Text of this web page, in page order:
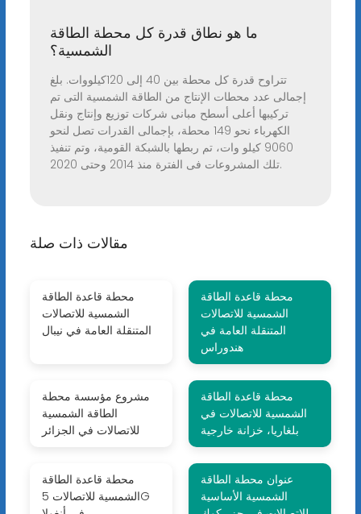
ما هو نطاق قدرة كل محطة الطاقة
الشمسية؟
تتراوح قدرة كل محطة بين 40 إلى 120كيلووات. بلغ
إجمالى عدد محطات الإنتاج من الطاقة الشمسية التى تم
تركيبها أعلى أسطح مبانى شركات توزيع وإنتاج ونقل
الكهرباء نحو 149 محطة، بإجمالى القدرات تصل لنحو
9060 كيلو وات، تم ربطها بالشبكة القومية، وتم تنفيذ
تلك المشروعات فى الفترة منذ 2014 وحتى 2020.
مقالات ذات صلة
محطة قاعدة الطاقة
الشمسية للاتصالات
المتنقلة العامة في نيبال
محطة قاعدة الطاقة
الشمسية للاتصالات
المتنقلة العامة في
هندوراس
مشروع مؤسسة محطة
الطاقة الشمسية
للاتصالات في الجزائر
محطة قاعدة الطاقة
الشمسية للاتصالات في
بلغاريا، خزانة خارجية
محطة قاعدة الطاقة
الشمسية للاتصالات 5G
عنوان محطة الطاقة
الشمسية الأساسية